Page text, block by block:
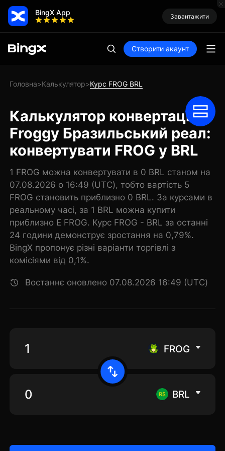
BingX App Завантажити
Створити акаунт
Головна>Калькулятор>Курс FROG BRL
Калькулятор конвертації
Froggy Бразильський реал:
конвертувати FROG у BRL
1 FROG можна конвертувати в 0 BRL станом на
07.08.2026 о 16:49 (UTC), тобто вартість 5
FROG становить приблизно 0 BRL. За курсами в
реальному часі, за 1 BRL можна купити
приблизно E FROG. Курс FROG - BRL за останні
24 години демонструє зростання на 0,79%.
BingX пропонує різні варіанти торгівлі з
комісіями від 0,1%.
Востаннє оновлено 07.08.2026 16:49 (UTC)
FROG
BRL